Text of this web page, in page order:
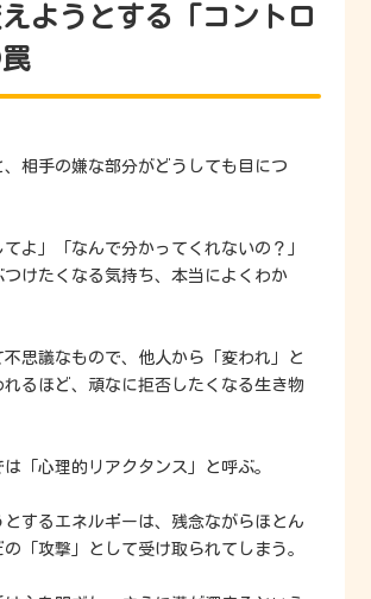
ようとする「コントロ
相手の嫌な部分がどうしても目につ
てよ」「なんで分かってくれないの？」
つけたくなる気持ち、本当によくわか
思議なもので、他人から「変われ」と
れるほど、頑なに拒否したくなる生き物
「心理的リアクタンス」と呼ぶ。
するエネルギーは、残念ながらほとん
「攻撃」として受け取られてしまう。